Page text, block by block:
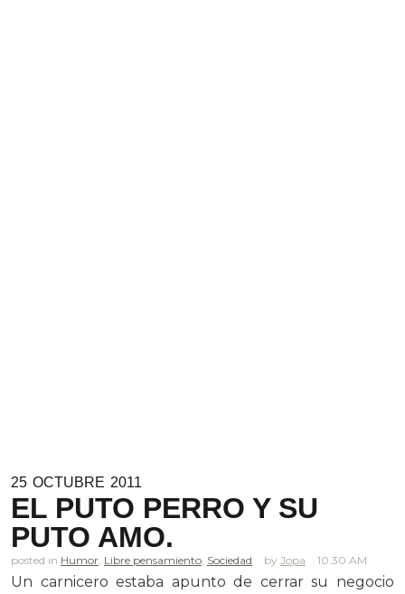
25 OCTUBRE 2011
EL PUTO PERRO Y SU
PUTO AMO.
posted in Humor Libre pensamiento Sociedad Jopa 10.30 AM
Un carnicero estaba apunto de cerrar su negocio